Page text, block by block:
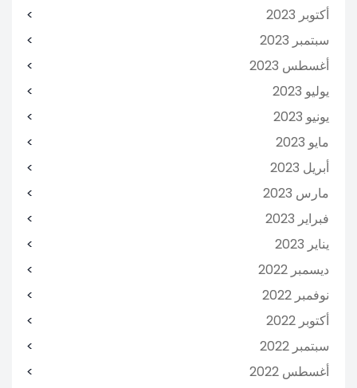
أكتوبر 2023
سبتمبر 2023
أغسطس 2023
يوليو 2023
يونيو 2023
مايو 2023
أبريل 2023
مارس 2023
فبراير 2023
يناير 2023
ديسمبر 2022
نوفمبر 2022
أكتوبر 2022
سبتمبر 2022
أغسطس 2022